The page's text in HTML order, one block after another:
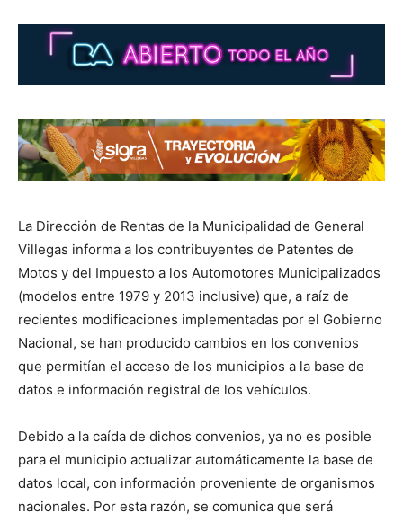
La Dirección de Rentas de la Municipalidad de General
Villegas informa a los contribuyentes de Patentes de
Motos y del Impuesto a los Automotores Municipalizados
(modelos entre 1979 y 2013 inclusive) que, a raíz de
recientes modificaciones implementadas por el Gobierno
Nacional, se han producido cambios en los convenios
que permitían el acceso de los municipios a la base de
datos e información registral de los vehículos.
Debido a la caída de dichos convenios, ya no es posible
para el municipio actualizar automáticamente la base de
datos local, con información proveniente de organismos
nacionales. Por esta razón, se comunica que será